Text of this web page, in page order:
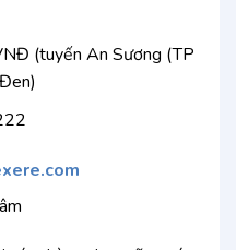
(tuyến An Sương (TP